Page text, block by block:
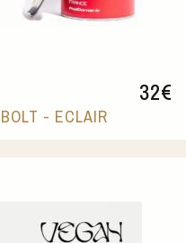
32€
- ECLAIR